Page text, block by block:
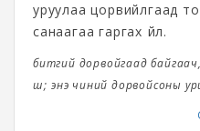
уруулаа цорвийлгаад
санаагаа гаргах үйл.
битгий дорвойгаад
шүү; энэ чиний дорвойсоны